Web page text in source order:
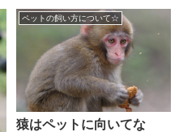
囲に危険が一杯ありま...
ペットの飼い方について☆
猿はペットに向いてな